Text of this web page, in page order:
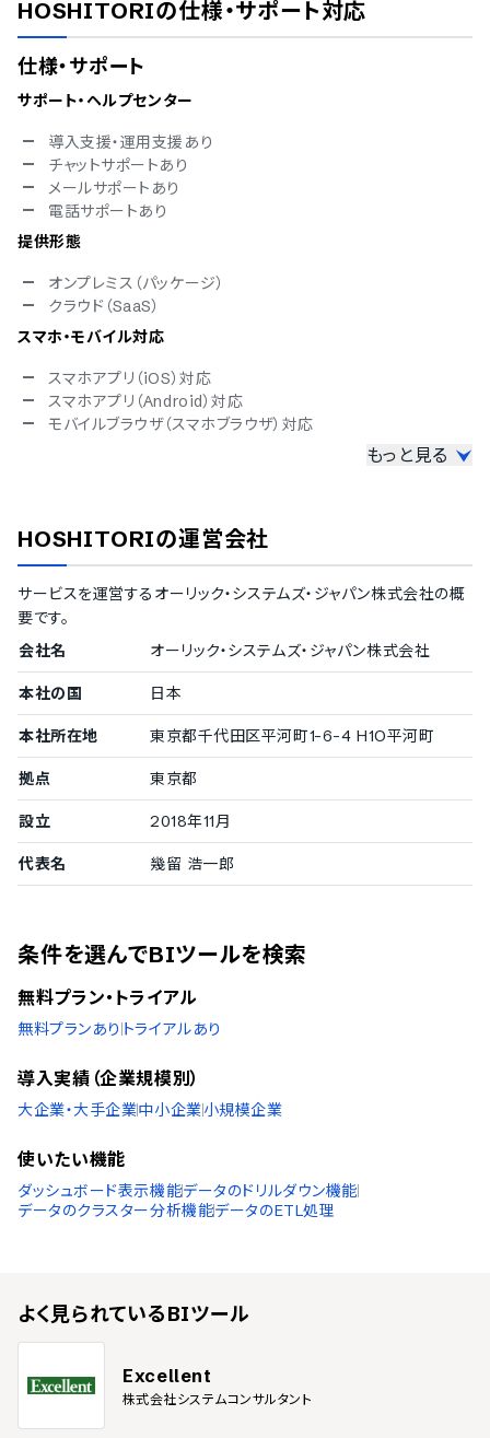
HOSHITORIの仕様・サポート対応
仕様・サポート
サポート・ヘルプセンター
導入支援・運用支援あり
チャットサポートあり
メールサポートあり
電話サポートあり
提供形態
オンプレミス（パッケージ）
クラウド（SaaS）
スマホ・モバイル対応
スマホアプリ（iOS）対応
スマホアプリ（Android）対応
モバイルブラウザ（スマホブラウザ）対応
冗長化
通信の暗号化
IP制限
二要素認証・二段階認証
対応言語
中国語
デンマーク語
英語
フィンランド語
フランス語
ドイツ語
イタリア語
韓国語
ロシア語
スウェーデン語
タイ語
インドネシア語
クロアチア語
ヘブライ語
ハンガリー語
ポーランド語
もっと見る
HOSHITORIの運営会社
サービスを運営する オーリック・システムズ・ジャパン株式会社の概
要です。
会社名
オーリック・システムズ・ジャパン株式会社
本社の国 日本
本社所在地 東京都千代田区平河町1-6-4 H1O平河町
拠点 東京都
設立 2018年11月
代表名 幾留 浩一郎
条件を選んでBIツールを検索
無料プラン・トライアル
無料プランあり トライアルあり
導入実績（企業規模別）
大企業・大手企業中小企業小規模企業
使いたい機能
ダッシュボード表示機能データのドリルダウン機能
データのクラスター分析機能データのETL処理
よく見られているBIツール
Excellent
株式会社システムコンサルタント